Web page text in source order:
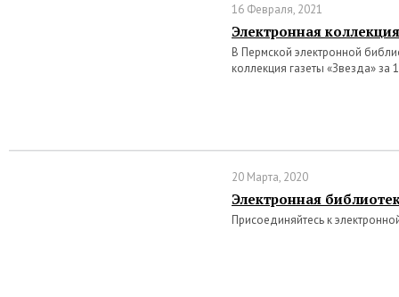
16 Февраля, 2021
Электронная
В Пермской электронной
коллекция газеты «Звезда» за
20 Марта, 2020
Электронная
Присоединяйтесь к